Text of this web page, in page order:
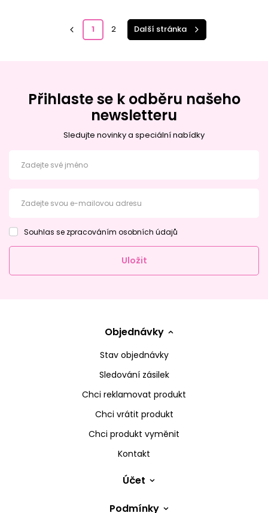
1 2 Další stránka
Přihlaste se k odběru našeho
newsletteru
Sledujte novinky a speciální nabídky
Zadejte své jméno
Zadejte svou e-mailovou adresu
Souhlas se zpracováním osobních údajů
Uložit
Objednávky
Stav objednávky
Sledování zásilek
Chci reklamovat produkt
Chci vrátit produkt
Chci produkt vyměnit
Kontakt
Účet
Podmínky